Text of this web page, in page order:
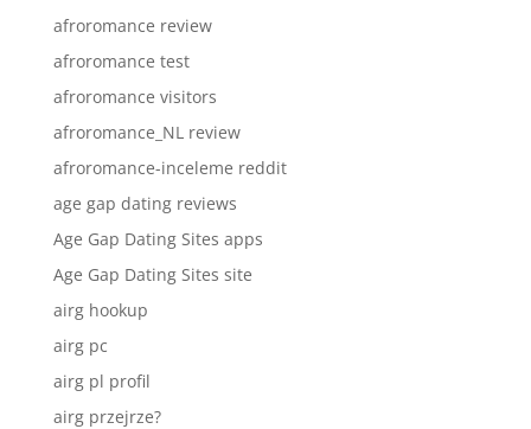
afroromance review
afroromance test
afroromance visitors
afroromance_NL review
afroromance-inceleme reddit
age gap dating reviews
Age Gap Dating Sites apps
Age Gap Dating Sites site
airg hookup
airg pc
airg pl profil
airg przejrze?